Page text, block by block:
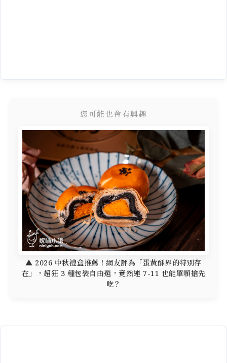
您可能也會有興趣
▲ 2026 中秋禮盒推薦！網友評為「蛋黃酥界的特別存
在」，超狂 3 種包裝自由選，竟然連 7-11 也能單顆搶先
吃？